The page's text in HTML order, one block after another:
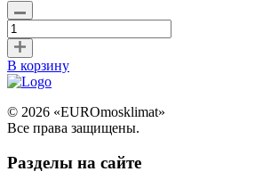
В корзину
© 2026 «EUROmosklimat»
Все права защищены.
Разделы на сайте